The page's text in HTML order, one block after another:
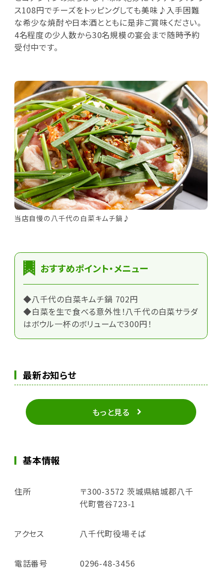
ス108円でチーズをトッピングしても美味♪入手困難
な希少な焼酎や日本酒とともに是非ご賞味ください。
4名程度の少人数から30名規模の宴会まで随時予約
受付中です。
当店自慢の八千代の白菜キムチ鍋♪
おすすめポイント・メニュー
◆八千代の白菜キムチ鍋 702円
◆白菜を生で食べる意外性！八千代の白菜サラダ
はボウル一杯のボリュームで300円！
最新お知らせ
もっと見る
基本情報
住所
〒300-3572 茨城県結城郡八千
代町菅谷723-1
アクセス 八千代町役場そば
電話番号 0296-48-3456